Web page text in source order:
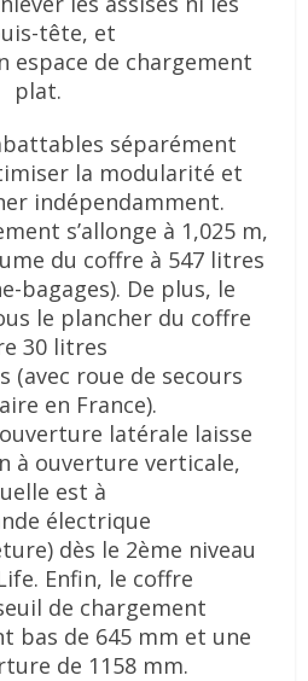
tête, et
espace de chargement
plat.
séparément
la modularité et
indépendamment.
s’allonge à 1,025 m,
du coffre à 547 litres
bagages). De plus, le
le plancher du coffre
30 litres
(avec roue de secours
en France).
latérale laisse
à ouverture verticale,
est à
électrique
dès le 2ème niveau
Enfin, le coffre
de chargement
bas de 645 mm et une
de 1158 mm.